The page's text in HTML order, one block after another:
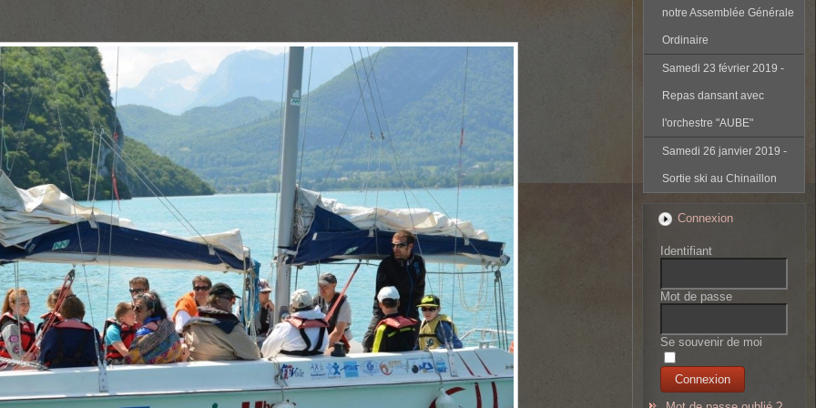
notre Assemblée Générale
Ordinaire
Samedi 23 février 2019 -
Repas dansant avec
l'orchestre "AUBE"
Samedi 26 janvier 2019 -
Sortie ski au Chinaillon
Connexion
Identifiant
Mot de passe
Se souvenir de moi